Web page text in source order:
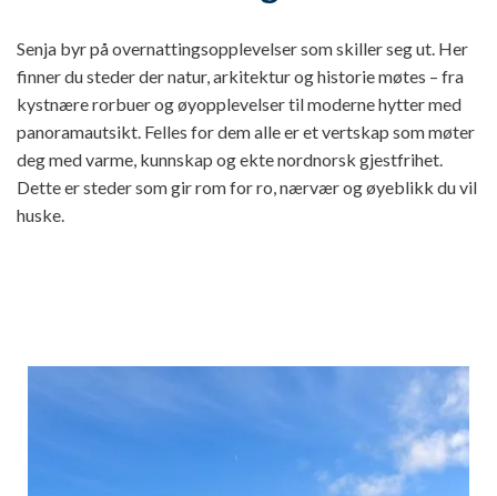
Senja byr på overnattingsopplevelser som skiller seg ut. Her
finner du steder der natur, arkitektur og historie møtes – fra
kystnære rorbuer og øyopplevelser til moderne hytter med
panoramautsikt. Felles for dem alle er et vertskap som møter
deg med varme, kunnskap og ekte nordnorsk gjestfrihet.
Dette er steder som gir rom for ro, nærvær og øyeblikk du vil
huske.